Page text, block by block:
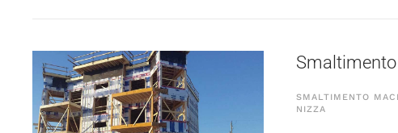
SMALTIMENTO
NIZZA